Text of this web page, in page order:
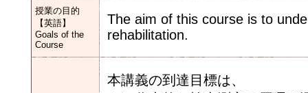
授業の目的
【英語】
Goals of the
Course
The aim of this course is to
rehabilitation.
本講義の到達目標は、